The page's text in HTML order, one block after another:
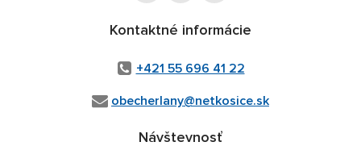
Kontaktné informácie
+421 55 696 41 22
obecherlany@netkosice.sk
Návštevnosť